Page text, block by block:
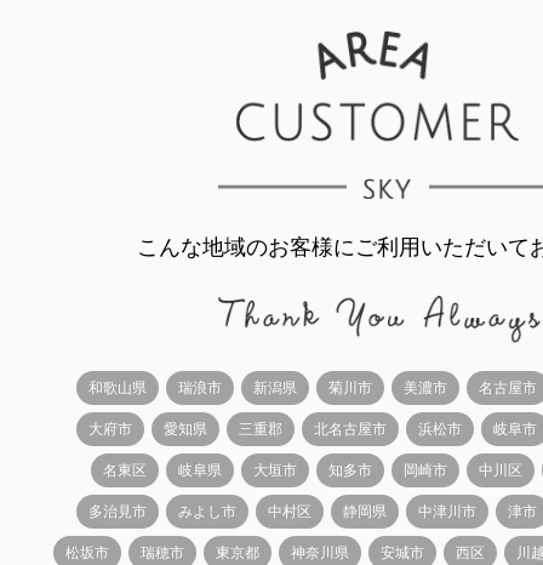
こんな地域のお客様にご利用いただいて
和歌山県 瑞浪市 新潟県 菊川市 美濃市 名古屋市
大府市 愛知県 三重郡 北名古屋市 浜松市 岐阜市
名東区 岐阜県 大垣市 知多市 岡崎市 中川区
多治見市 みよし市 中村区 静岡県 中津川市 津市
松坂市 瑞穂市 東京都 神奈川県 安城市 西区 川